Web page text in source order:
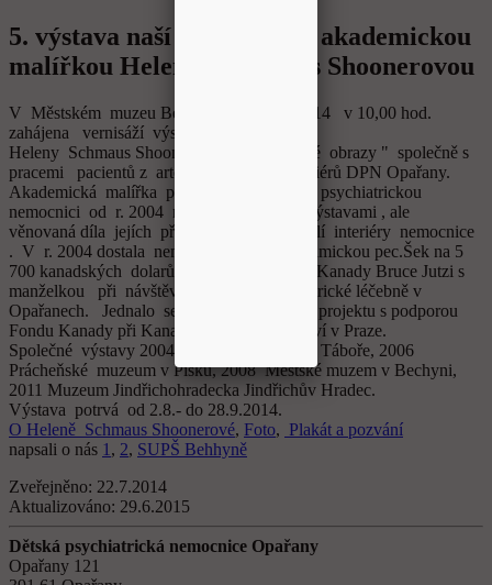
5. výstava naší nemocnice s akademickou
malířkou Helenou Schmaus Shoonerovou
V Městském muzeu Bechyně bude 2.8.2014 v 10,00 hod.
zahájena vernisáží výstava
Heleny Schmaus Shoonerové "Porcelánové obrazy " společně s
pracemi pacientů z arteterapeutických ateliérů DPN Opařany.
Akademická malířka podporuje Dětskou psychiatrickou
nemocnici od r. 2004 nejen společnými výstavami , ale
věnovaná díla jejích přátel postupně krášlí interiéry nemocnice
. V r. 2004 dostala nemocnice darem keramickou pec.Šek na 5
700 kanadských dolarů předal velvyslanec Kanady Bruce Jutzi s
manželkou při návštěvě v Dětské psychiatrické léčebně v
Opařanech. Jednalo se o finanční podporu projektu s podporou
Fondu Kanady při Kanadském velvyslanectví v Praze.
Společné výstavy 2004 Husitské muzem v Táboře, 2006
Prácheňské muzeum v Písku, 2008 Městské muzem v Bechyni,
2011 Muzeum Jindřichohradecka Jindřichův Hradec.
Výstava potrvá od 2.8.- do 28.9.2014.
O Heleně Schmaus Shoonerové, Foto, Plakát a pozvání
napsali o nás 1 , 2, SUPŠ Behhyně
Zveřejněno: 22.7.2014
Aktualizováno: 29.6.2015
Dětská psychiatrická nemocnice Opařany
Opařany 121